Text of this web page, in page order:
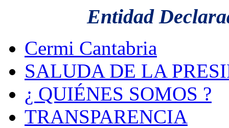
Entidad
Cermi Cantabria
SALUDA DE LA
¿ QUIÉNES SOMOS ?
TRANSPARENCIA